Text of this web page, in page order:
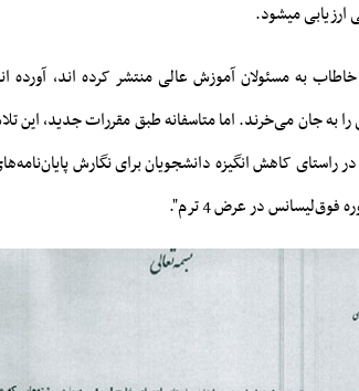
به مسئولان آموزش عالی منتشر کرده اند، آورده
به جان می‌خرند. اما متاسفانه طبق مقررات جدید، این
کاهش انگیزه دانشجویان برای نگارش
فوق‌لیسانس در عرض 4 ترم".